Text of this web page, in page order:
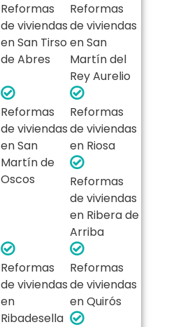
Reformas
de viviendas
en San Tirso
de Abres
Reformas
de viviendas
en San
Martín del
Rey Aurelio
Reformas
de viviendas
en San
Martín de
Oscos
Reformas
de viviendas
en Riosa
Reformas
de viviendas
en Ribera de
Arriba
Reformas
de viviendas
en
Ribadesella
Reformas
de viviendas
en Quirós